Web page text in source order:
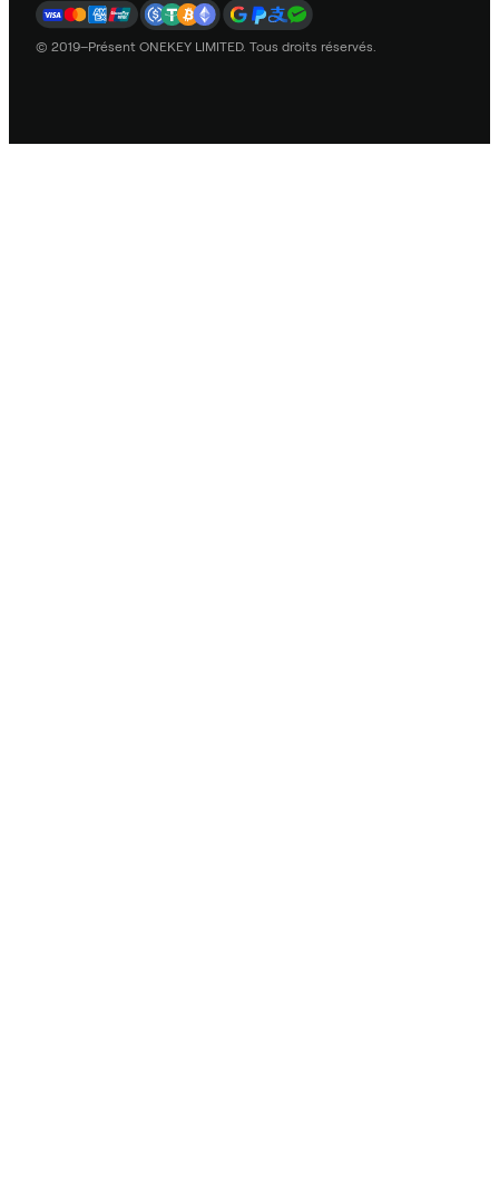
© 2019–Présent ONEKEY LIMITED. Tous droits réservés.